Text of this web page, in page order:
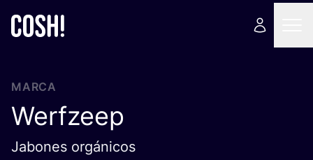
MARCA
Werfzeep
Jabones orgánicos